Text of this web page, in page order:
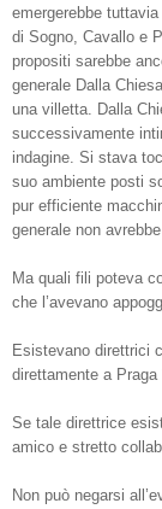
emergerebbe
di Sogno, Cavallo e
propositi sarebbe
generale Dalla
una villetta. Dalla
successivamente
indagine. Si stava
suo ambiente posti
pur efficiente
generale non
Ma quali fili poteva
che l’avevano
Esistevano direttrici
direttamente a Praga
Se tale direttrice
amico e stretto
Non può negarsi